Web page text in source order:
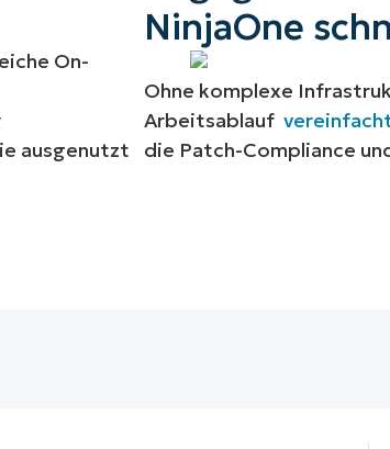
On-
ausgenutzt
NinjaOne
Ohne komplexe
Arbeitsablauf
die Patch-Compliance